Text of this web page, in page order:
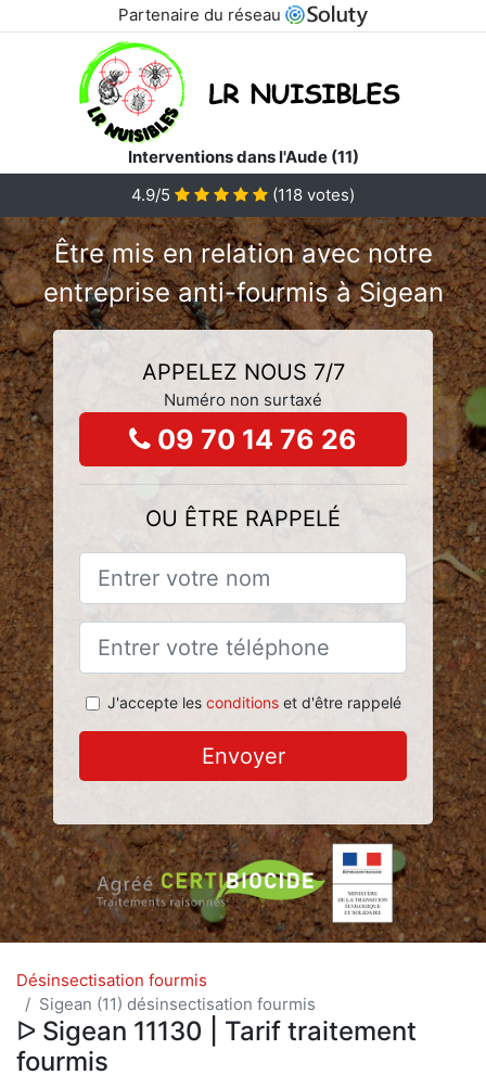
Partenaire du réseau
Interventions dans l'Aude (11)
4.9/5
(118 votes)
Être mis en relation avec notre
entreprise anti-fourmis à Sigean
APPELEZ NOUS 7/7
Numéro non surtaxé
09 70 14 76 26
OU ÊTRE RAPPELÉ
J'accepte les conditionset d'être rappelé
Envoyer
Désinsectisation fourmis
Sigean (11) désinsectisation fourmis
ᐅ Sigean 11130 | Tarif traitement
fourmis